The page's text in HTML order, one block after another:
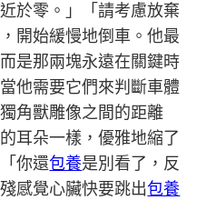
於零。」「請考慮放棄
開始緩慢地倒車。他最
是那兩塊永遠在關鍵時
他需要它們來判斷車體
角獸雕像之間的距離
耳朵一樣，優雅地縮了
你還包養是別看了，反
感覺心臟快要跳出包養